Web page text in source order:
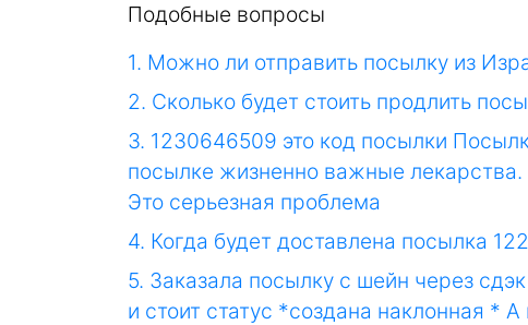
Подобные вопросы
1. Можно ли отправить посылку из
2. Сколько будет стоить продлить
3. 1230646509 это код посылки
посылке жизненно важные
Это серьезная проблема
4. Когда будет доставлена посылка
5. Заказала посылку с шейн через
и стоит статус *создана наклонная *